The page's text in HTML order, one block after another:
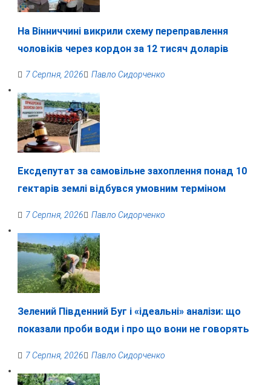
На Вінниччині викрили схему переправлення
чоловіків через кордон за 12 тисяч доларів
7 Серпня, 2026 Павло Сидорченко
Ексдепутат за самовільне захоплення понад 10
гектарів землі відбувся умовним терміном
7 Серпня, 2026 Павло Сидорченко
Зелений Південний Буг і «ідеальні» аналізи: що
показали проби води і про що вони не говорять
7 Серпня, 2026 Павло Сидорченко